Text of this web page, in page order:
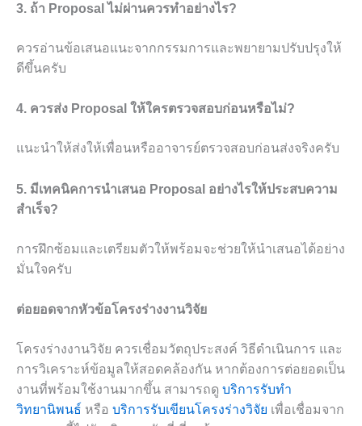
3. ถ้า Proposal ไม่ผ่านควรทำอย่างไร?
ควรอ่านข้อเสนอแนะจากกรรมการและพยายามปรับปรุงให้
ดีขึ้นครับ
4. ควรส่ง Proposal ให้ใครตรวจสอบก่อนหรือไม่?
แนะนำให้ส่งให้เพื่อนหรืออาจารย์ตรวจสอบก่อนส่งจริงครับ
5. มีเทคนิคการนำเสนอ Proposal อย่างไรให้ประสบความ
สำเร็จ?
การฝึกซ้อมและเตรียมตัวให้พร้อมจะช่วยให้นำเสนอได้อย่าง
มั่นใจครับ
ต่อยอดจากหัวข้อโครงร่างงานวิจัย
โครงร่างงานวิจัย ควรเชื่อมวัตถุประสงค์ วิธีดำเนินการ และ
การวิเคราะห์ข้อมูลให้สอดคล้องกัน หากต้องการต่อยอดเป็น
งานที่พร้อมใช้งานมากขึ้น สามารถดู บริการรับทำ
วิทยานิพนธ์ หรือ บริการรับเขียนโครงร่างวิจัย เพื่อเชื่อมจาก